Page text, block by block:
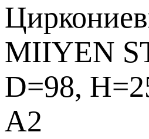
MIIYEN
D=98,
A2